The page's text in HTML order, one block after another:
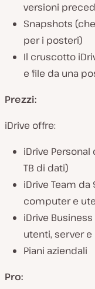
versioni
Snapshots
per i posteri)
Il cruscotto
e file da una
Prezzi:
iDrive offre:
iDrive Personal
TB di dati)
iDrive Team
computer e
iDrive
utenti, server
Piani aziendali
Pro: